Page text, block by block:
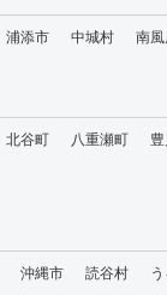
浦添市 中城村 南
北谷町 八重瀬町
沖縄市 読谷村